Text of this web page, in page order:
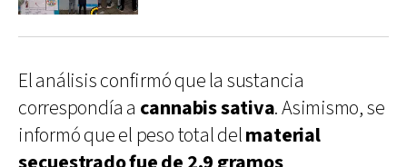
El análisis confirmó que la sustancia
correspondía a cannabis sativa. Asimismo, se
informó que el peso total delmaterial